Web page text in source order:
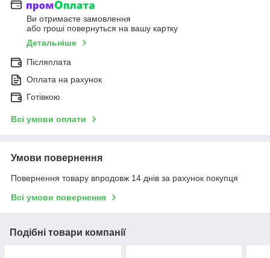
Ви отримаєте замовлення
або гроші повернуться на вашу картку
Детальніше
Післяплата
Оплата на рахунок
Готівкою
Всі умови оплати
Умови повернення
Повернення товару впродовж 14 днів за рахунок покупця
Всі умови повернення
Подібні товари компанії